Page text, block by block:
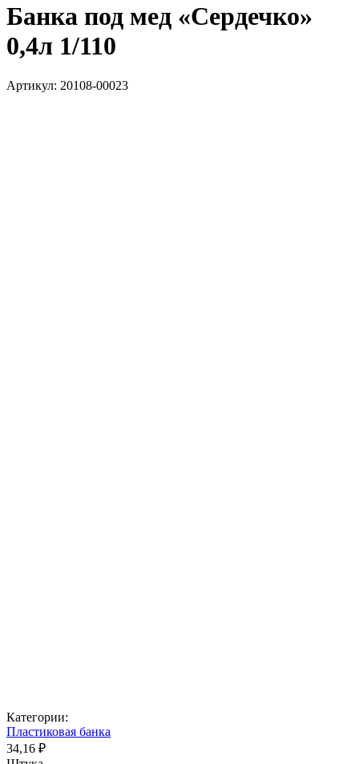
Банка под мед «Сердечко»
0,4л 1/110
Артикул: 20108-00023
Категории:
Пластиковая банка
34,16 ₽